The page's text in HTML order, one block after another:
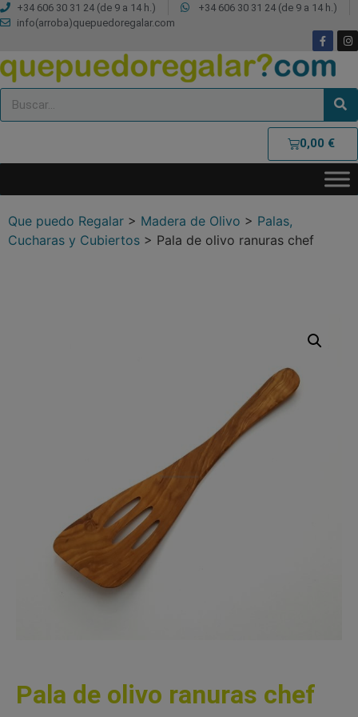
+34 606 30 31 24 (de 9 a 14 h.)
+34 606 30 31 24 (de 9 a 14 h.)
info(arroba)quepuedoregalar.com
0,00 €
Que puedo Regalar > Madera de Olivo > Palas,
Cucharas y Cubiertos > Pala de olivo ranuras chef
Pala de olivo ranuras chef